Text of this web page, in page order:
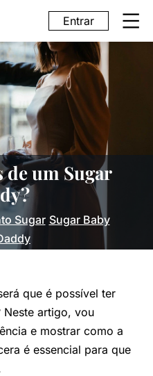
Entrar
de um Sugar
Sugar Sugar Baby
que é possível ter
Neste artigo, vou
e mostrar como a
é essencial para que